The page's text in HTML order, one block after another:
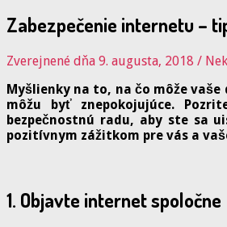
Zabezpečenie internetu –
Zverejnené dňa 9. augusta, 2018 /
Myšlienky na to, na čo môže
môžu byť znepokojujúce.
bezpečnostnú radu, aby ste sa
pozitívnym zážitkom pre vás a
1. Objavte internet spoločne